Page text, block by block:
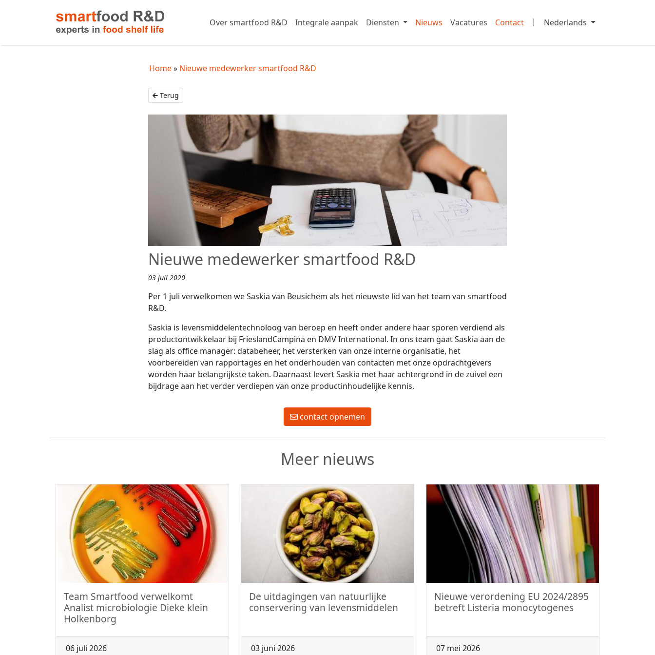
Over smartfood R&D Integrale aanpak Diensten Nieuws Vacatures Contact | Nederlands
Home Nieuwe medewerker smartfood R&D
Terug
Nieuwe medewerker smartfood R&D
03 juli 2020
Per 1 juli verwelkomen we Saskia van Beusichem als het nieuwste lid van het team van smartfood
R&D.
Saskia is levensmiddelentechnoloog van beroep en heeft onder andere haar sporen verdiend als
productontwikkelaar bij FrieslandCampina en DMV International. In ons team gaat Saskia aan de
slag als office manager: databeheer, het versterken van onze interne organisatie, het
voorbereiden van rapportages en het onderhouden van contacten met onze opdrachtgevers
worden haar belangrijkste taken. Daarnaast levert Saskia met haar achtergrond in de zuivel een
bijdrage aan het verder verdiepen van onze productinhoudelijke kennis.
contact opnemen
Meer nieuws
Team Smartfood verwelkomt
Analist microbiologie Dieke klein
Holkenborg
06 juli 2026
De uitdagingen van natuurlijke
conservering van levensmiddelen
03 juni 2026
Nieuwe verordening EU 2024/2895
betreft Listeria monocytogenes
07 mei 2026